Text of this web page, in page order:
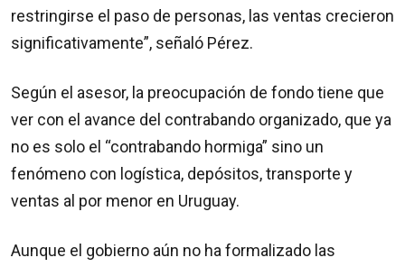
restringirse el paso de personas, las ventas crecieron
significativamente”, señaló Pérez.
Según el asesor, la preocupación de fondo tiene que
ver con el avance del contrabando organizado, que ya
no es solo el “contrabando hormiga” sino un
fenómeno con logística, depósitos, transporte y
ventas al por menor en Uruguay.
Aunque el gobierno aún no ha formalizado las